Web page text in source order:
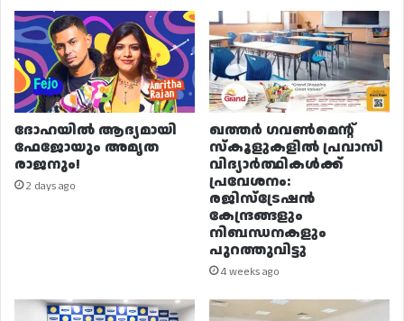
ദോഹയിൽ ആദ്യമായി
ഫേജോയും അമൃത
രാജനും!
2 days ago
ഖത്തർ ഗവൺമെന്റ്
സ്കൂളുകളിൽ പ്രവാസി
വിദ്യാർത്ഥികൾക്ക്
പ്രവേശനം:
രജിസ്ട്രേഷൻ
കേന്ദ്രങ്ങളും
നിബന്ധനകളും
പുറത്തുവിട്ടു
4 weeks ago